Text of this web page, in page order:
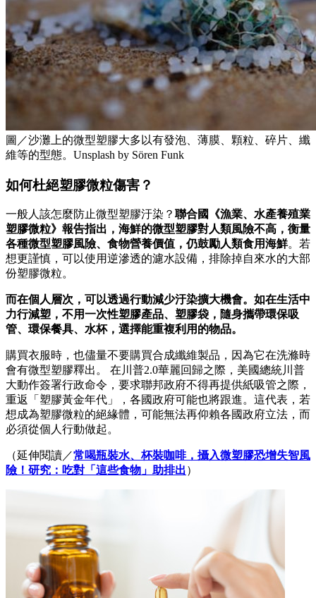
圖／沙灘上的微型塑膠大多以有發泡、薄膜、顆粒、碎片、纖
維等的型態。Unsplash by Sören Funk
如何杜絕塑膠微粒傷害？
一般人該怎麼防止微型塑膠汙染？ 聯合國《漁業、水產養殖業
塑膠微粒》報告指出，海鮮的微型塑膠對人類風險不高，衡量
各種微型塑膠風險、食物營養價值，仍鼓勵人類食用海鮮。若
想更謹慎，可以使用逆滲透的濾水設備，排除掉自來水的大部
份塑膠微粒。
而在個人層次，可以透過行動減少汙染擴大機會。如在生活中
力行減塑，不用一次性塑膠產品、塑膠袋，隨身攜帶環保吸
管、環保餐具、水杯，選擇能重複利用的物品。
購買衣服時，也儘量不要購買合成纖維製品，因為它在洗滌時
會有微型塑膠釋出。 在川普2.0華麗回歸之際，美國總統川普
大動作簽署行政命令，要求聯邦政府不得再提供紙吸管之際，
重返「塑膠黃金年代」，各國政府可能也將跟進。這代表，若
想成為塑膠微粒的絕緣體，可能無法再仰賴各國政府立法，而
必須從個人行動做起。
（延伸閱讀／常喝瓶裝水、杯裝咖啡，攝入微塑膠恐增失智風
險！研究：吃對「這些食物」助排出）